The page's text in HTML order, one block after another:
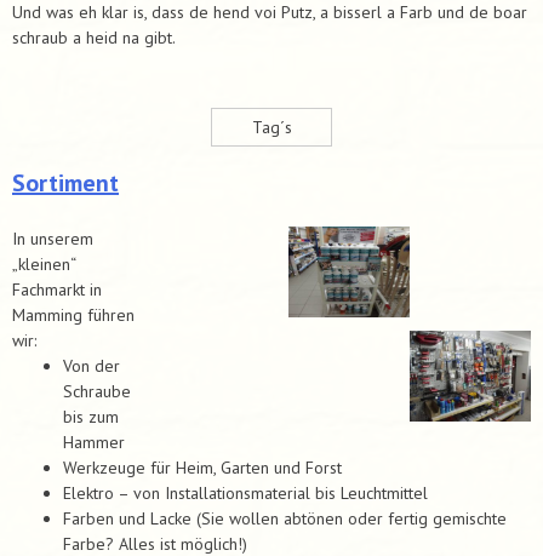
Und was eh klar is, dass de hend voi Putz, a bisserl a Farb und de boar
schraub a heid na gibt.
Tag´s
Sortiment
In unserem
„kleinen“
Fachmarkt in
Mamming führen
wir:
Von der
Schraube
bis zum
Hammer
Werkzeuge für Heim, Garten und Forst
Elektro – von Installationsmaterial bis Leuchtmittel
Farben und Lacke (Sie wollen abtönen oder fertig gemischte
Farbe? Alles ist möglich!)